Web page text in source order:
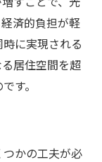
済的負担が軽
に実現される
居住空間を超
す。
かの工夫が必